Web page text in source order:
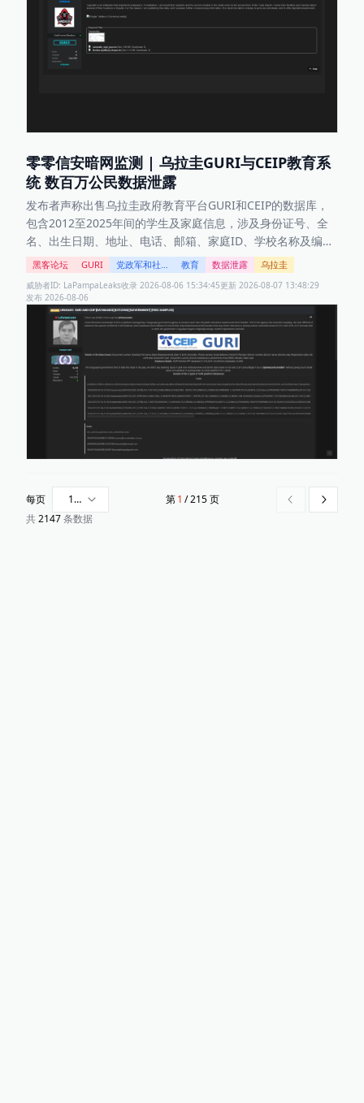
零零信安暗网监测 | 乌拉圭GURI与CEIP教育系
统 数百万公民数据泄露
发布者声称出售乌拉圭政府教育平台GURI和CEIP的数据库，
包含2012至2025年间的学生及家庭信息，涉及身份证号、全
名、出生日期、地址、电话、邮箱、家庭ID、学校名称及编号
等。乌拉圭政府此前曾将此事件淡化为网络安全事件。
黑客论坛 GURI 教育 数据泄露 乌拉圭
威胁者ID: LaPampaLeaks收录 2026-08-06 15:34:45更新 2026-08-07 13:48:29
发布 2026-08-06
共2147条数据
每页
10
条
第1 /215页 上一页下一页